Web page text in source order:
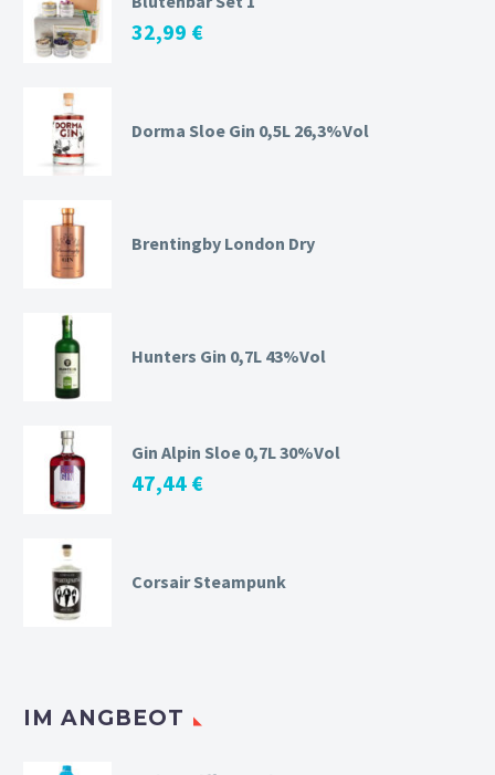
32,99 €
Dorma Sloe Gin 0,5L 26,3%Vol
Brentingby London Dry
Hunters Gin 0,7L 43%Vol
Gin Alpin Sloe 0,7L 30%Vol
47,44 €
Corsair Steampunk
IM ANGBEOT